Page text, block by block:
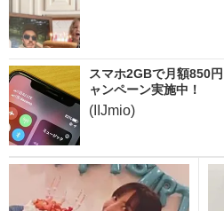
スマホ2GBで月額850
ャンペーン実施中！
(IIJmio)